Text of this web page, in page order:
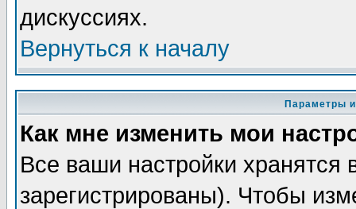
дискуссиях.
Вернуться к началу
Параметры
Как мне изменить мои
Все ваши настройки
зарегистрированы). Чтобы